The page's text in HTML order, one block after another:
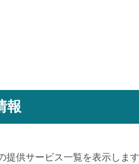
報
供サービス一覧を表示しま